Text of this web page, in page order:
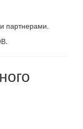
партнерами.